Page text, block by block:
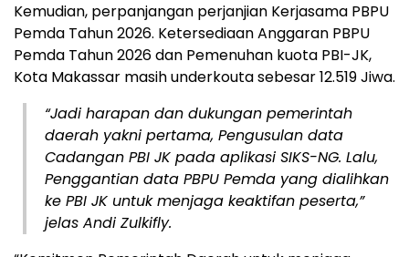
Kemudian, perpanjangan perjanjian Kerjasama PBPU
Pemda Tahun 2026. Ketersediaan Anggaran PBPU
Pemda Tahun 2026 dan Pemenuhan kuota PBI-JK,
Kota Makassar masih underkouta sebesar 12.519 Jiwa.
“Jadi harapan dan dukungan pemerintah
daerah yakni pertama, Pengusulan data
Cadangan PBI JK pada aplikasi SIKS-NG. Lalu,
Penggantian data PBPU Pemda yang dialihkan
ke PBI JK untuk menjaga keaktifan peserta,”
jelas Andi Zulkifly.